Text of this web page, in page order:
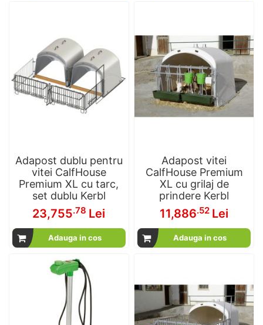
Adapost dublu pentru
vitei CalfHouse
Premium XL cu tarc,
set dublu Kerbl
23,755.78 Lei
Adauga in cos
Adapost vitei
CalfHouse Premium
XL cu grilaj de
prindere Kerbl
11,886.52 Lei
Adauga in cos